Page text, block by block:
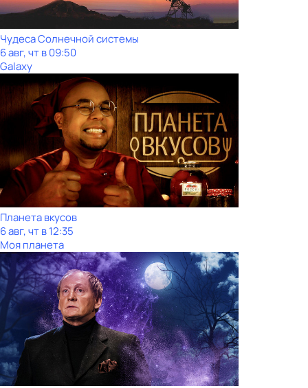
Чудеса Солнечной системы
6 авг, чт в 09:50
Galaxy
Планета вкусов
6 авг, чт в 12:35
Моя планета